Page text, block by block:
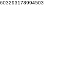
603293178994503